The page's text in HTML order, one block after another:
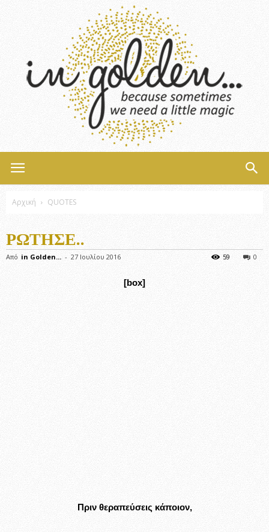
Αρχική QUOTES
ΡΏΤΗΣΕ..
Από in Golden... - 27 Ιουλίου 2016 0
59
[box]
Πριν θεραπεύσεις κάποιον,